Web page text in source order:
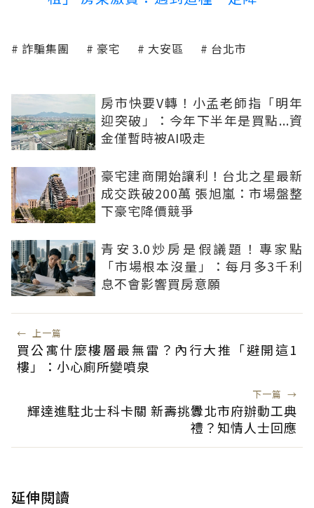
詐騙集團 豪宅 大安區 台北市
房市快要V轉！小孟老師指「明年
迎突破」：今年下半年是買點...資
金僅暫時被AI吸走
豪宅建商開始讓利！台北之星最新
成交跌破200萬 張旭嵐：市場盤整
下豪宅降價競爭
青安3.0炒房是假議題！專家點
「市場根本沒量」：每月多3千利
息不會影響買房意願
← 上一篇
買公寓什麼樓層最無雷？內行大推「避開這1
樓」：小心廁所變噴泉
下一篇 →
輝達進駐北士科卡關 新壽挑釁北市府辦動工典
禮？知情人士回應
延伸閱讀